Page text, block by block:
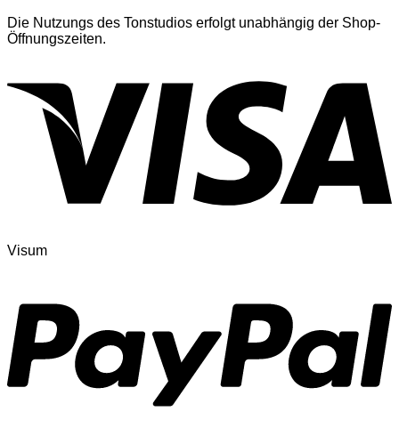
Die Nutzungs des Tonstudios erfolgt unabhängig der Shop-
Öffnungszeiten.
Visum